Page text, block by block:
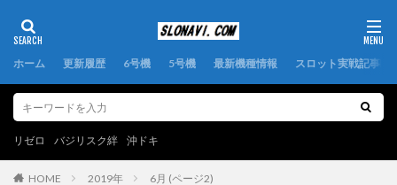
ホーム 更新履歴 6号機 5号機 最新機種情報 スロット実戦記事
リゼロ バジリスク絆 沖ドキ
HOME 2019年 6月 (ページ2)